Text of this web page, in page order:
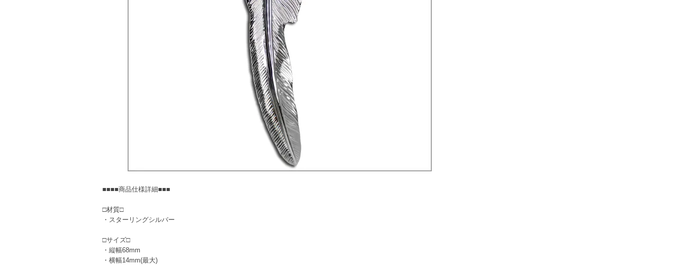
■■■■商品仕様詳細■■■
□材質□
・スターリングシルバー
□サイズ□
・縦幅68mm
・横幅14mm(最大)